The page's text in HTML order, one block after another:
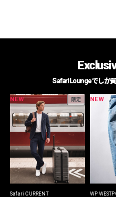
Safari Loungeでしか
NEW 限定
Safari CURRENT
NEW
WP